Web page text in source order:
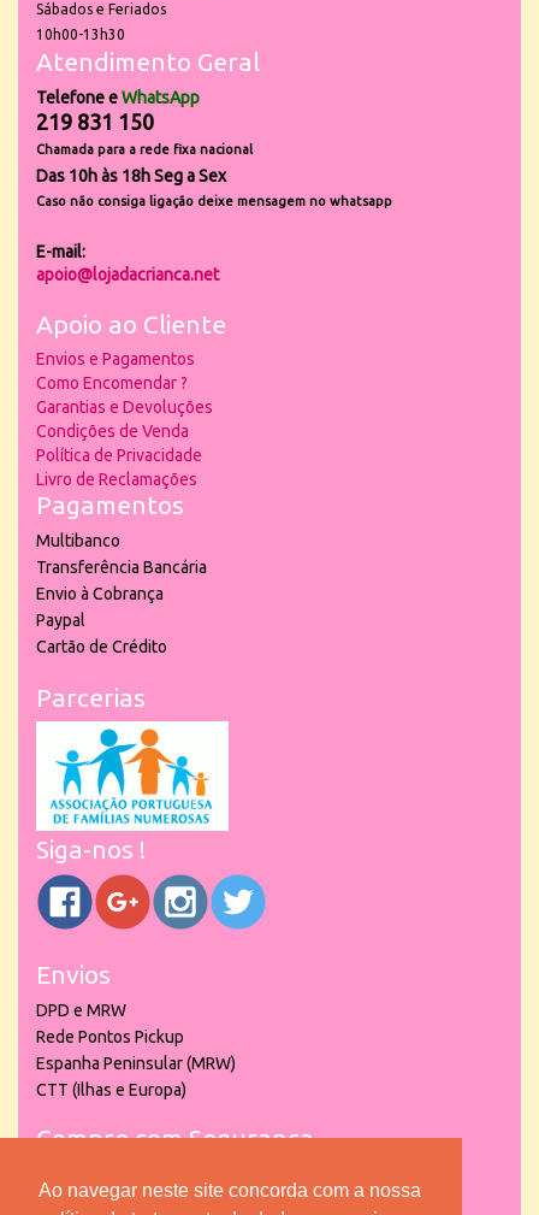
Ao navegar neste site concorda com a nossa
Sábados e Feriados
10h00-13h30
Atendimento Geral
Telefone eWhatsApp
219 831 150
Chamada para a rede fixa nacional
Das 10h às 18h Seg a Sex
Caso não consiga ligação deixe mensagem no whatsapp
E-mail:
apoio@lojadacrianca.net
Apoio ao Cliente
Envios e Pagamentos
Como Encomendar ?
Garantias e Devoluções
Condições de Venda
Política de Privacidade
Livro de Reclamações
Pagamentos
Multibanco
Transferência Bancária
Envio à Cobrança
Paypal
Cartão de Crédito
Parcerias
Siga-nos !
Envios
DPD e MRW
Rede Pontos Pickup
Espanha Peninsular (MRW)
CTT (Ilhas e Europa)
Compre com Segurança